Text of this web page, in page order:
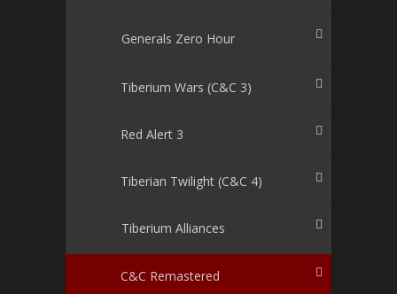
Generals Zero Hour
Tiberium Wars (C&C 3)
Red Alert 3
Tiberian Twilight (C&C 4)
Tiberium Alliances
C&C Remastered